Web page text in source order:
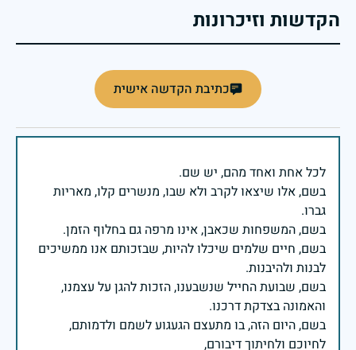
הקדשות וזיכרונות
כתיבת הקדשה אישית
בשם, אלו שיצאו לקרב ולא שבו, מנשרים קלו, מאריות
בשם, חיים שלמים שיכלו להיות, שבזכותם אנו ממשיכים
בשם, שבועת החייל שנשבענו, הזכות להגן על עצמנו,
בשם, היום הזה, בו מתעצם הגעגוע לשמם ולדמותם,